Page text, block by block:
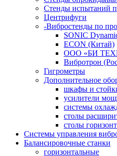
Стенды испытаний
Центрифуги
-Вибростенды по
SONIC
ECON (Китай)
ООО «БИ
Вибротрон
Гигрометры
Дополнительное
шкафы и
усилители
системы
столы
столы
Системы управления
Балансировочные станки
горизонтальные